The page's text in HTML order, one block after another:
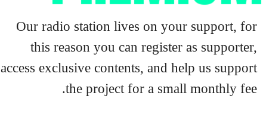
Our radio station lives on your support, for
this reason you can register as supporter,
access exclusive contents, and help us support
the project for a small monthly fee.